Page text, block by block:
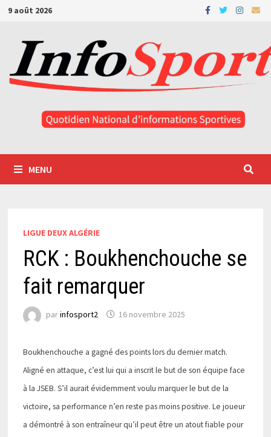
Passer
contenu
9 août 2026
MENU
LIGUE DEUX ALGÉRIE
RCK : Boukhenchouche se
fait remarquer
parinfosport2 16 novembre 2025
Boukhenchouche a gagné des points lors du dernier match.
Aligné en attaque, c’est lui qui a inscrit le but de son équipe face
à la JSEB. S’il aurait évidemment voulu marquer le but de la
victoire, sa performance n’en reste pas moins positive. Le joueur
a démontré à son entraîneur qu’il peut être un atout fiable pour